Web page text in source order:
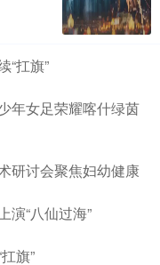
“扛旗”
年女足荣耀喀什绿茵
研讨会聚焦妇幼健康
演“八仙过海”
旗”